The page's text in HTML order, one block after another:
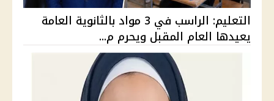
التعليم: الراسب في 3 مواد بالثانوية العامة
يعيدها العام المقبل ويحرم م...